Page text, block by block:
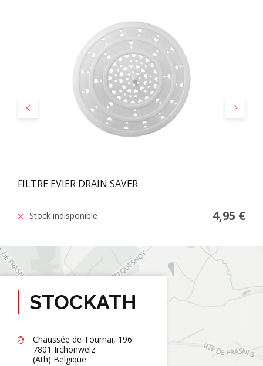
Précédent Suivant
FILTRE EVIER DRAIN SAVER
Stock indisponible 4,95 €
STOCKATH
Chaussée de Tournai, 196
7801 Irchonwelz
(Ath) Belgique